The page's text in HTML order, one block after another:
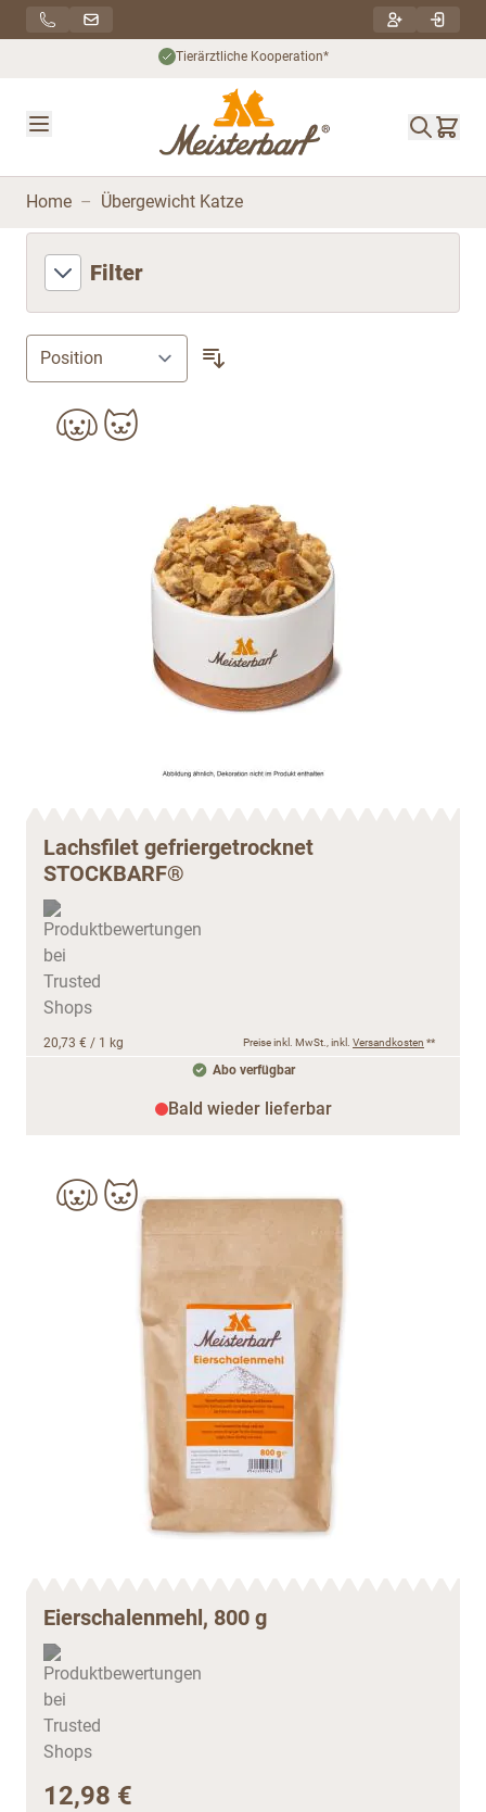
Direkt zum Inhalt
Tierärztliche Kooperation*
Home – Übergewicht Katze
Filter
Lachsfilet gefriergetrocknet
STOCKBARF®
20,73 € / 1 kg Preise inkl. MwSt., inkl. Versandkosten **
Abo verfügbar
Bald wieder lieferbar
Eierschalenmehl, 800 g
12,98 €